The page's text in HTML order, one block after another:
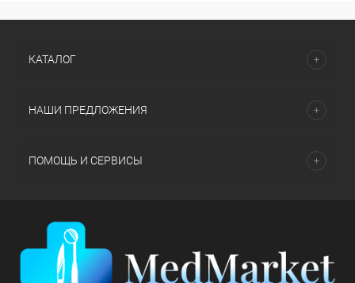
КАТАЛОГ
НАШИ ПРЕДЛОЖЕНИЯ
ПОМОЩЬ И СЕРВИСЫ